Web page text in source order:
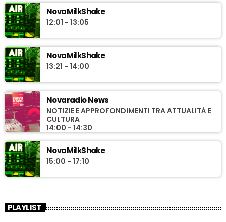
NovaMilkShake
12:01 - 13:05
NovaMilkShake
13:21 - 14:00
Novaradio News
NOTIZIE E APPROFONDIMENTI TRA ATTUALITÀ E
CULTURA
14:00 - 14:30
NovaMilkShake
15:00 - 17:10
PLAYLIST